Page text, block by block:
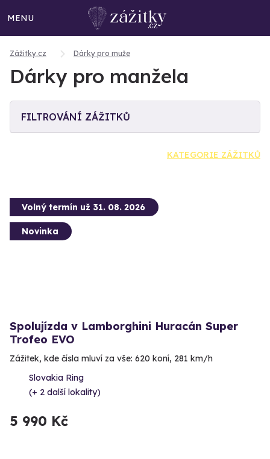
MENU
Zážitky.cz Dárky pro muže
Dárky pro manžela
FILTROVÁNÍ ZÁŽITKŮ
KATEGORIE ZÁŽITKŮ
Volný termín už 31. 08. 2026
Novinka
Spolujízda v Lamborghini Huracán Super
Trofeo EVO
Zážitek, kde čísla mluví za vše: 620 koní, 281 km/h
Slovakia Ring
(+ 2 další lokality)
5 990 Kč